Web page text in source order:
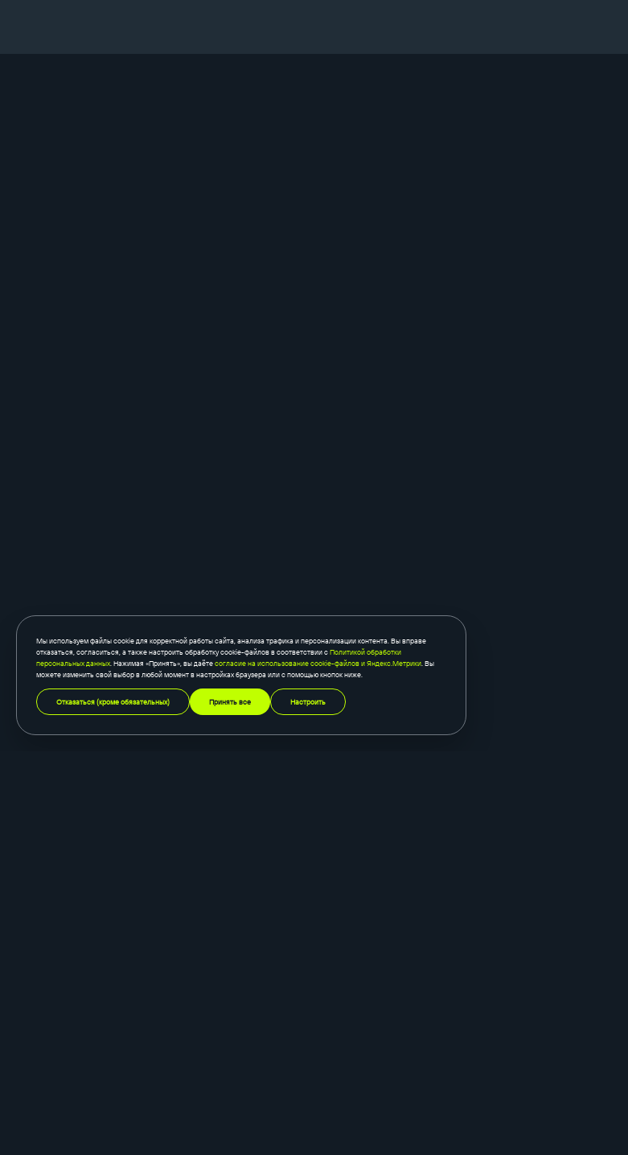
Мы используем файлы cookie для корректной работы сайта, анализа трафика и персонализации контента. Вы вправе
отказаться, согласиться, а также настроить обработку cookie-файлов в соответствии сПолитикой обработки
персональных данных . Нажимая «Принять», вы даётесогласие на использование cookie-файлов и Яндекс.Метрики . Вы
можете изменить свой выбор в любой момент в настройках браузера или с помощью кнопок ниже.
Отказаться (кроме обязательных) Принять все Настроить